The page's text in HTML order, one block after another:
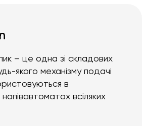
– це одна зі складових
якого механізму подачі
в
всіляких